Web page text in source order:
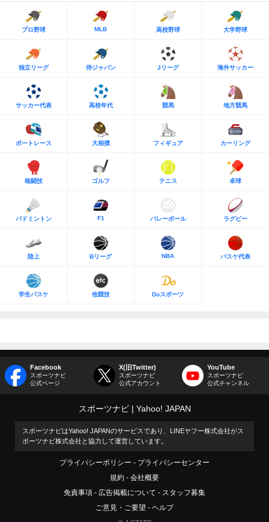
プロ野球 MLB 高校野球 大学野球
独立リーグ 侍ジャパン Jリーグ 海外サッカー
サッカー代表 高校年代 競馬 地方競馬
ボートレース 大相撲 フィギュア カーリング
格闘技 ゴルフ テニス 卓球
バドミントン F1 バレーボール ラグビー
陸上 Bリーグ NBA バスケ代表
学生バスケ 他競技 Doスポーツ
Facebook
スポーツナビ
公式ページ
X(旧Twitter)
スポーツナビ
公式アカウント
YouTube
スポーツナビ
公式チャンネル
スポーツナビ Yahoo! JAPAN
スポーツナビはYahoo! JAPANのサービスであり、LINEヤフー株式会社がス
ポーツナビ株式会社と協力して運営しています。
プライバシーポリシー
プライバシーセンター
規約
会社概要
免責事項
広告掲載について
スタッフ募集
ご意見・ご要望
ヘルプ